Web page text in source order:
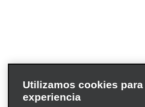
Utilizamos cookies
experiencia